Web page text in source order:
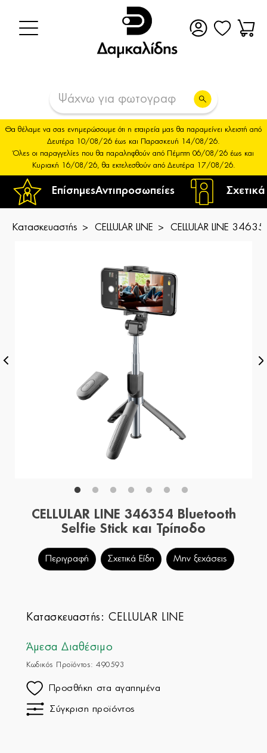
ΕπίσημεςΑντιπροσωπείες
Θα θέλαμε να σας ενημερώσουμε ότι η εταιρεία μας θα παραμείνει κλειστή από
Δευτέρα 10/08/26 έως και Παρασκευή 14/08/26.
Όλες οι παραγγελίες που θα παραληφθούν από Πέμπτη 06/08/26 έως και
Κυριακή 16/08/26, θα εκτελεσθούν από Δευτέρα 17/08/26.
Κατασκευαστής CELLULAR LINE CELLULAR LINE
CELLULAR LINE 346354 Bluetooth
Selfie Stick και Τρίποδο
Περιγραφή Σχετικά Είδη Μην ξεχάσεις
Κατασκευαστής:CELLULAR LINE
Άμεσα Διαθέσιμο
Κωδικός Προϊόντος: 490593
Προσθήκη στα αγαπημένα
Σύγκριση προϊόντος